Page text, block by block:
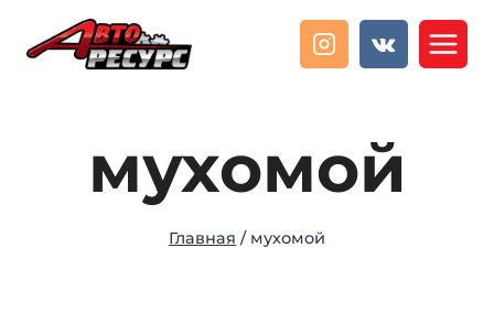
Перейти
мухомой
Главная / мухомой